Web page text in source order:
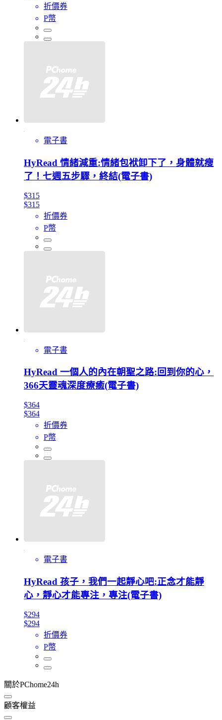
折價券
P幣
電子書
HyRead 情緒減重:情緒包袱卸下了，身體就瘦
了！七週五步驟，終結(電子書)
$315
$315
折價券
P幣
電子書
HyRead 一個人的內在朝聖之路:回到你的心，
366天靈魂深度療癒(電子書)
$364
$364
折價券
P幣
電子書
HyRead 孩子，我們一起靜心吧:正念才能靜
心，靜心才能專注，專注(電子書)
$294
$294
折價券
P幣
關於PChome24h
顧客權益